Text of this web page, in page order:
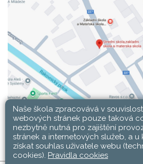
Naše škola zpracovává v
webových stránek pouze taková
nezbytně nutná pro zajištění
stránek a internetových služeb, a u
získat souhlas uživatele webu
cookies). Pravidla cookies